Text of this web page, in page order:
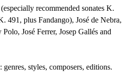
recommended sonates K.
491, plus Fandango), José de Nebra,
José Ferrer, Josep Gallés and
styles, composers, editions.